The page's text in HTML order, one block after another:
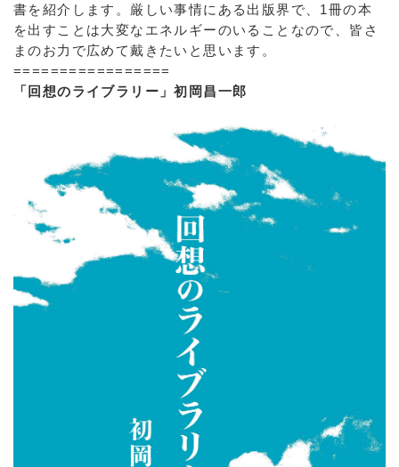
書を紹介します。厳しい事情にある出版界で、1冊の本
を出すことは大変なエネルギーのいることなので、皆さ
まのお力で広めて戴きたいと思います。
=================
「回想のライブラリー」初岡昌一郎